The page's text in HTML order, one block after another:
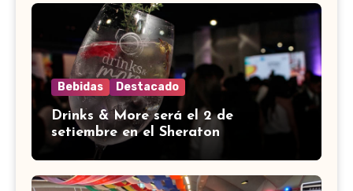
Bebidas Destacado
Drinks & More será el 2 de
setiembre en el Sheraton